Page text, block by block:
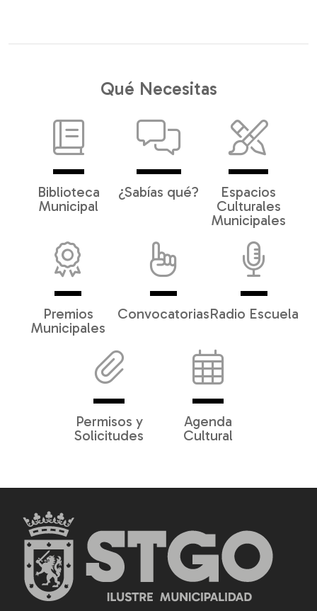
Qué Necesitas
Biblioteca
Municipal
¿Sabías qué?
Espacios
Culturales
Municipales
Premios
Municipales
ConvocatoriasRadio Escuela
Permisos y
Solicitudes
Agenda
Cultural